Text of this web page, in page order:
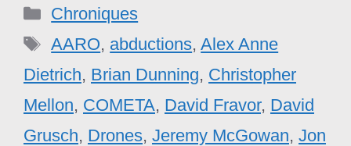
Catégories
Chroniques
Étiquettes
AARO, abductions,Alex Anne
Dietrich, Brian Dunning, Christopher
Mellon, COMETA, David Fravor, David
Grusch, Drones, Jeremy McGowan, Jon